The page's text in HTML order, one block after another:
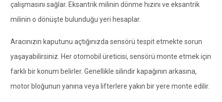
çalışmasını sağlar. Eksantrik milinin dönme hızını ve eksantrik
milinin o dönüşte bulunduğu yeri hesaplar.
Aracınızın kaputunu açtığınızda sensörü tespit etmekte sorun
yaşayabilirsiniz. Her otomobil üreticisi, sensörü monte etmek için
farklı bir konum belirler. Genellikle silindir kapağının arkasına,
motor bloğunun yanına veya lifterlere yakın bir yere monte edilir.